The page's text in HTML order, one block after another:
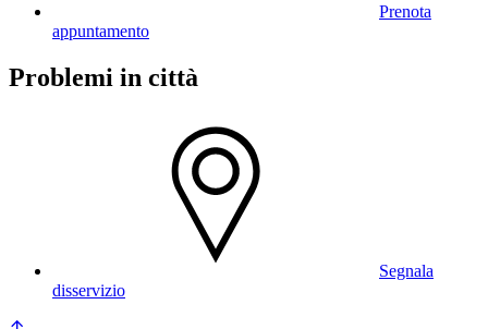
Prenota
appuntamento
Problemi in città
Segnala
disservizio